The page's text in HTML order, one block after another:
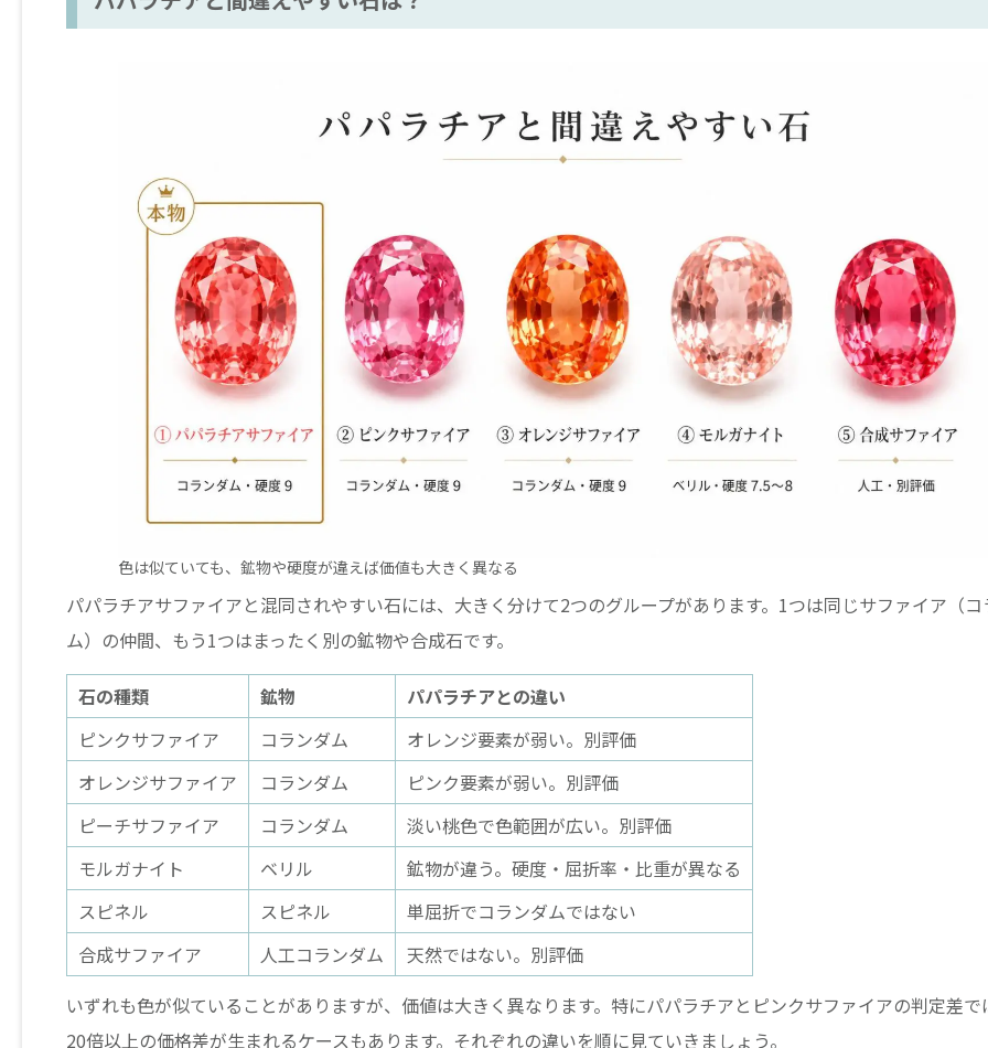
色は似ていても、鉱物や硬度が違えば価値も大きく異なる
パパラチアサファイアと混同されやすい石には、大きく分けて2つのグループがあります。1つは同じサファイア（コ
ム）の仲間、もう1つはまったく別の鉱物や合成石です。
石の種類 鉱物
パパラチアとの違い
ピンクサファイア
コランダム
オレンジ要素が弱い。別評価
オレンジサファイア
コランダム
ピンク要素が弱い。別評価
ピーチサファイア
コランダム
淡い桃色で色範囲が広い。別評価
モルガナイト
ベリル
鉱物が違う。硬度・屈折率・比重が異なる
スピネル
スピネル
単屈折でコランダムではない
合成サファイア
人工コランダム
天然ではない。別評価
いずれも色が似ていることがありますが、価値は大きく異なります。特にパパラチアとピンクサファイアの判定差で
20倍以上の価格差が生まれるケースもあります。それぞれの違いを順に見ていきましょう。